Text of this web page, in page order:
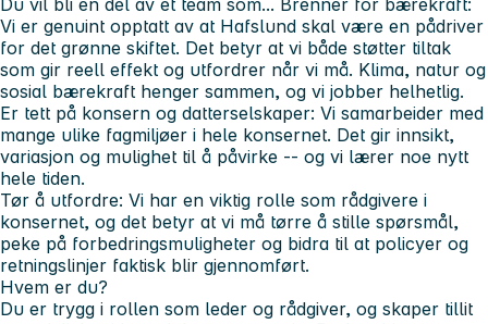
Du vil bli en del av et team som... Brenner for bærekraft:
Vi er genuint opptatt av at Hafslund skal være en pådriver
for det grønne skiftet. Det betyr at vi både støtter tiltak
som gir reell effekt og utfordrer når vi må. Klima, natur og
sosial bærekraft henger sammen, og vi jobber helhetlig.
Er tett på konsern og datterselskaper: Vi samarbeider med
mange ulike fagmiljøer i hele konsernet. Det gir innsikt,
variasjon og mulighet til å påvirke -- og vi lærer noe nytt
hele tiden.
Tør å utfordre: Vi har en viktig rolle som rådgivere i
konsernet, og det betyr at vi må tørre å stille spørsmål,
peke på forbedringsmuligheter og bidra til at policyer og
retningslinjer faktisk blir gjennomført.
Hvem er du?
Du er trygg i rollen som leder og rådgiver, og skaper tillit